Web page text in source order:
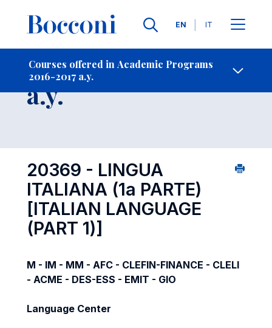
Languages
EN IT
Courses offered in Academic Programs
2016-2017 a.y.
- Contact Us
Course 2016-2017
a.y.
20369 - LINGUA
ITALIANA (1a PARTE)
[ITALIAN LANGUAGE
(PART 1)]
M - IM - MM - AFC - CLEFIN-FINANCE - CLELI
- ACME - DES-ESS - EMIT - GIO
Language Center